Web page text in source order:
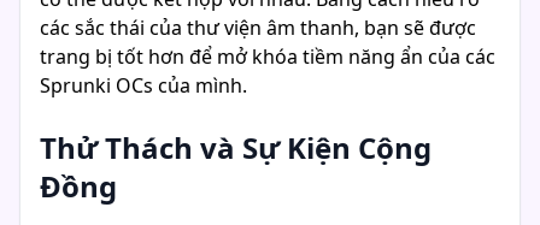
các sắc thái của thư viện âm thanh, bạn sẽ được
trang bị tốt hơn để mở khóa tiềm năng ẩn của các
Sprunki OCs của mình.
Thử Thách và Sự Kiện Cộng
Đồng